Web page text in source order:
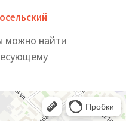
можно найти